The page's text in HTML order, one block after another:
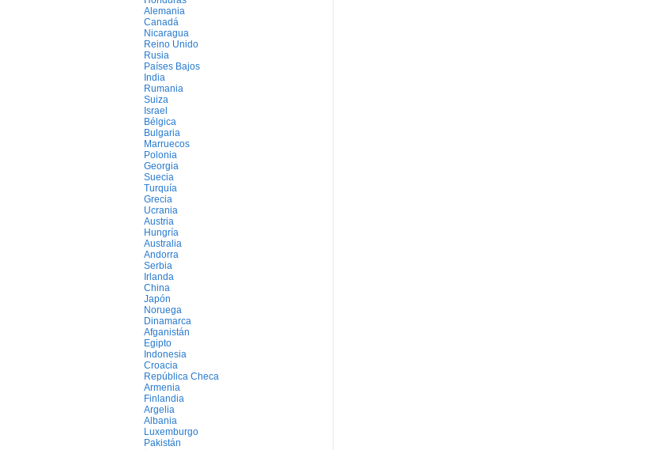
Alemania
Canadá
Nicaragua
Reino Unido
Rusia
Países Bajos
India
Rumania
Suiza
Israel
Bélgica
Bulgaria
Marruecos
Polonia
Georgia
Suecia
Turquía
Grecia
Ucrania
Austria
Hungría
Australia
Andorra
Serbia
Irlanda
China
Japón
Noruega
Dinamarca
Afganistán
Egipto
Indonesia
Croacia
República Checa
Armenia
Finlandia
Argelia
Albania
Luxemburgo
Pakistán